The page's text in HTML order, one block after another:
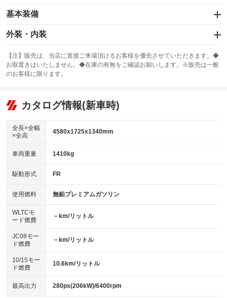
基本装備
エアバッグ：運転席/助手席
：装備あり
：装備なし
サンルーフ
：装備なし ABS
リフトアップ
：装備なし
：装備なし
パワーウィンドウ
アイドリングストップ
：装備なし
USB入力端子
：装備なし
100V電源
：装備なし
センターデフロック
：装備なし
電動格納ミラー
：装備あり
外装・内装
カーナビ
：装備なし
TV
：装備なし
ビジュアル
：装備なし
：装備あり
革シート
キーレス
HID(キセノンライト)
：装備あり
バックカメラ
：装備なし
エアロ
：装備あり
：装備あり
パワーシート
ベンチシート
：装備なし
チップアップシート
：装備なし
【注】販売は、当店に直接ご来場頂けるお客様を優先させていただきます。◆
お取置きはいたしません。◆在庫の有無をご確認お願いします。※販売は一般
のお客様に限ります。
カタログ情報(新車時)
全長×全幅
×全高
4580x1725x1340mm
車両重量 1410kg
駆動形式 FR
使用燃料 無鉛プレミアムガソリン
WLTCモ
ード燃費
－km/リットル
JC08モー
ド燃費
－km/リットル
10/15モー
ド燃費
10.6km/リットル
最高出力 280ps(206kW)/6400rpm